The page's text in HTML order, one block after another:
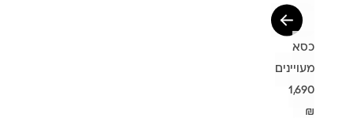
כסא
מעויינים
1,690
₪